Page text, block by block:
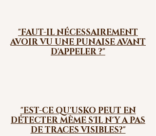
"FAUT-IL NÉCESSAIREMENT
AVOIR VU UNE PUNAISE AVANT
D'APPELER ?"
"EST-CE QU'USKO PEUT EN
DÉTECTER MÊME S'IL N'Y A PAS
DE TRACES VISIBLES?"